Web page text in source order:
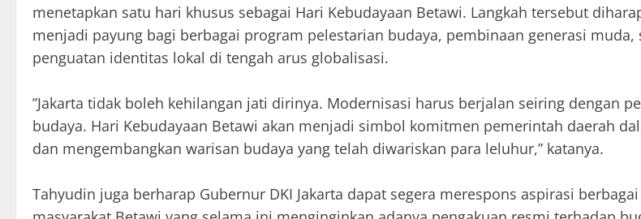
menetapkan satu hari khusus sebagai Hari Kebudayaan Betawi. Langkah tersebut
menjadi payung bagi berbagai program pelestarian budaya, pembinaan generasi muda,
penguatan identitas lokal di tengah arus globalisasi.
‎”Jakarta tidak boleh kehilangan jati dirinya. Modernisasi harus berjalan seiring dengan
budaya. Hari Kebudayaan Betawi akan menjadi simbol komitmen pemerintah daerah
dan mengembangkan warisan budaya yang telah diwariskan para leluhur,” katanya.
‎Tahyudin juga berharap Gubernur DKI Jakarta dapat segera merespons aspirasi